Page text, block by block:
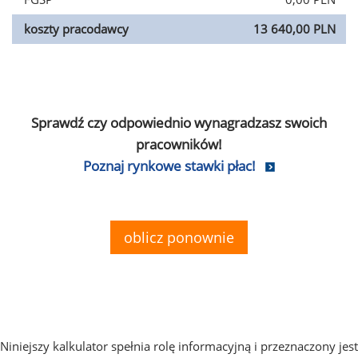
koszty pracodawcy
13 640,00 PLN
Sprawdź czy odpowiednio wynagradzasz swoich
pracowników!
Poznaj rynkowe stawki płac!
oblicz ponownie
Niniejszy kalkulator spełnia rolę informacyjną i przeznaczony jest